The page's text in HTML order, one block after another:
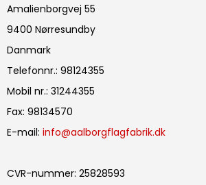
Amalienborgvej 55
9400 Nørresundby
Danmark
Telefonnr.: 98124355
Mobil nr.: 31244355
Fax: 98134570
E-mail: info@aalborgflagfabrik.dk
CVR-nummer: 25828593